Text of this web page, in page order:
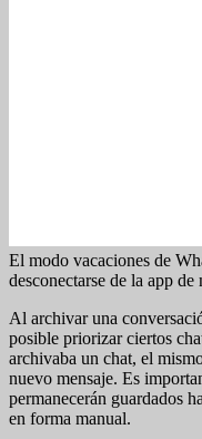
El modo vacaciones de
desconectarse de la app de
Al archivar una
posible priorizar ciertos
archivaba un chat, el
nuevo mensaje. Es
permanecerán guardados
en forma manual.